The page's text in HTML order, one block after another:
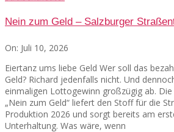
Nein zum Geld – Salzburger
On: Juli 10, 2026
Eiertanz ums liebe Geld Wer soll das
Geld? Richard jedenfalls nicht. Und
einmaligen Lottogewinn großzügig ab.
„Nein zum Geld“ liefert den Stoff für die
Produktion 2026 und sorgt bereits am
Unterhaltung. Was wäre, wenn